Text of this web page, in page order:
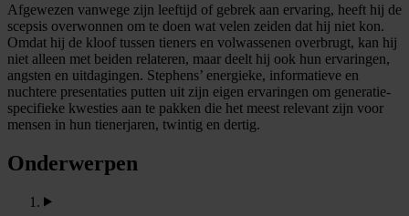
Afgewezen vanwege zijn leeftijd of gebrek aan ervaring, heeft hij de
scepsis overwonnen om te doen wat velen zeiden dat hij niet kon.
Omdat hij de kloof tussen tieners en volwassenen overbrugt, kan hij
niet alleen met beiden relateren, maar deelt hij ook hun ervaringen,
angsten en uitdagingen. Stephens’ energieke, informatieve en
nuchtere presentaties putten uit zijn eigen ervaringen om generatie-
specifieke kwesties aan te pakken die het meest relevant zijn voor
mensen in hun tienerjaren, twintig en dertig.
Onderwerpen